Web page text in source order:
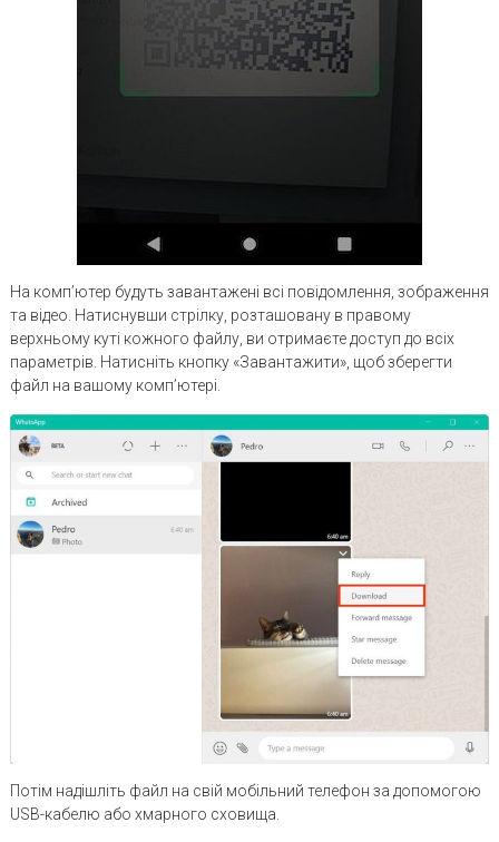
На комп’ютер будуть завантажені всі повідомлення, зображення
та відео. Натиснувши стрілку, розташовану в правому
верхньому куті кожного файлу, ви отримаєте доступ до всіх
параметрів. Натисніть кнопку «Завантажити», щоб зберегти
файл на вашому комп’ютері.
Потім надішліть файл на свій мобільний телефон за допомогою
USB-кабелю або хмарного сховища.